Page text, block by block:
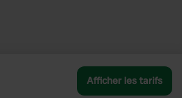
Afficher les tarifs